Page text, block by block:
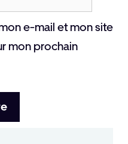
e-mail et mon site
mon prochain